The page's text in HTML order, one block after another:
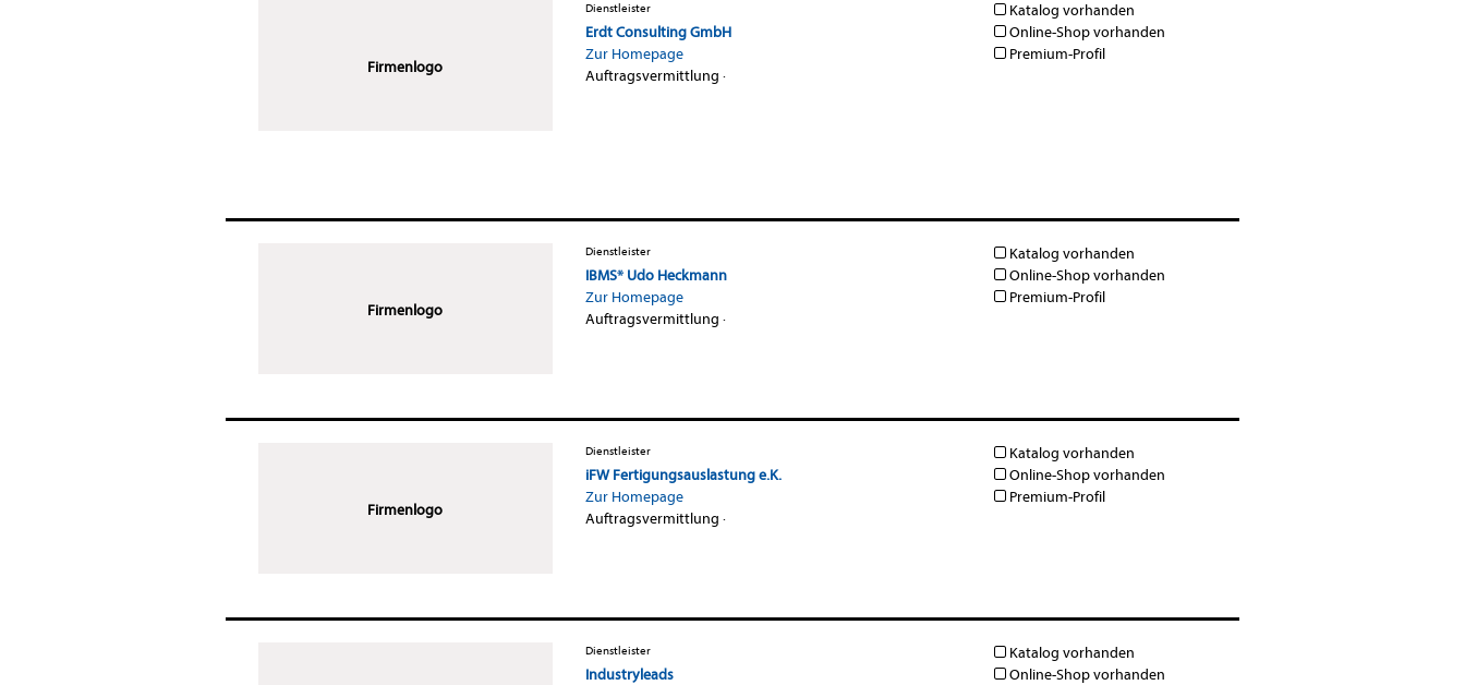
Firmenlogo
Dienstleister
Erdt Consulting GmbH
Zur Homepage
Auftragsvermittlung ·
Katalog vorhanden
Online-Shop vorhanden
Premium-Profil
Firmenlogo
Dienstleister
IBMS* Udo Heckmann
Zur Homepage
Auftragsvermittlung ·
Katalog vorhanden
Online-Shop vorhanden
Premium-Profil
Firmenlogo
Dienstleister
iFW Fertigungsauslastung e.K.
Zur Homepage
Auftragsvermittlung ·
Katalog vorhanden
Online-Shop vorhanden
Premium-Profil
Dienstleister
Industryleads
Katalog vorhanden
Online-Shop vorhanden